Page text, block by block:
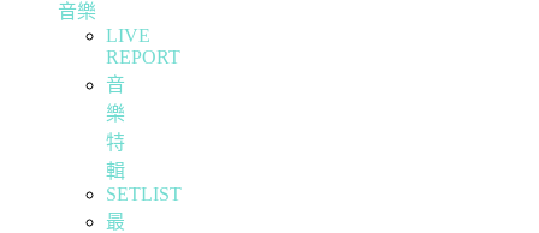
音樂
LIVE
REPORT
音
樂
特
輯
SETLIST
最